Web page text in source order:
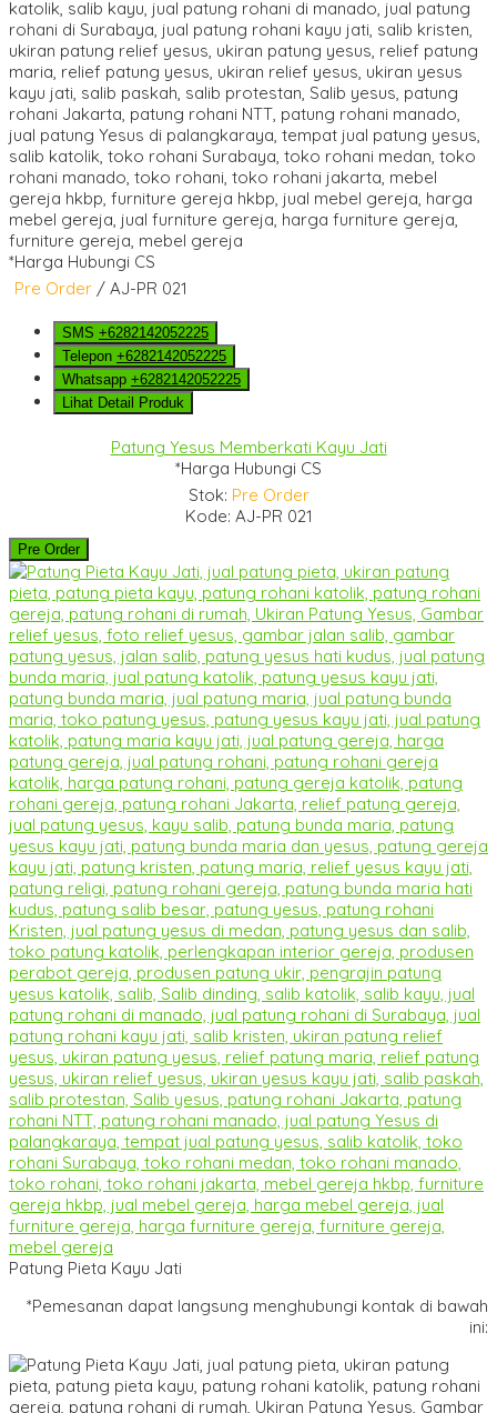
*Harga Hubungi CS
Pre Order / AJ-PR 021
SMS +6282142052225
Telepon +6282142052225
Whatsapp +6282142052225
Lihat Detail Produk
Patung Yesus Memberkati Kayu Jati
*Harga Hubungi CS
Stok: Pre Order
Kode: AJ-PR 021
Pre Order
Patung Pieta Kayu Jati
*Pemesanan dapat langsung menghubungi kontak di bawah
ini: